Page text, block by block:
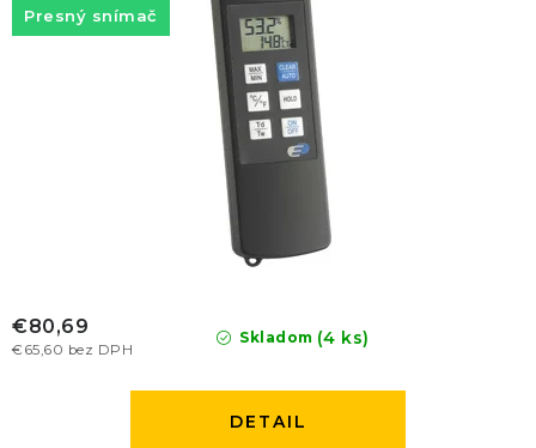
Presný snímač
Skladom (4 ks)
€65,60 bez DPH
€80,69
DETAIL